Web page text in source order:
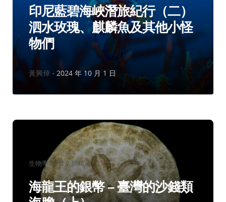
印尼藍碧海峽潛旅紀行（二）
泗水玫瑰、麒麟魚及其他小怪
物們
作
黃興倬 2024 年 10 月 1 日
分
類：
生物學 科普文摘精選
海龍王的銀幣 – 臺灣的沙錢類